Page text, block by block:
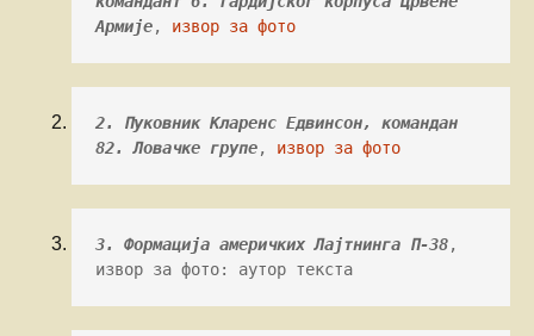
Армије, извор за фото
2. Пуковник Кларенс Едвинсон, командан
82. Ловачке групе, извор за фото
3. Формација америчких Лајтнинга П-38,
извор за фото: аутор текста